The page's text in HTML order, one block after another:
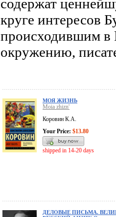
содержат
круге интересов
происходившим в
окружению,
МОЯ ЖИЗНЬ
Moia zhizn'
Коровин К.А.
Your Price: $13.80
shipped in 14-20 days
ДЕЛОВЫЕ ПИСЬМА.